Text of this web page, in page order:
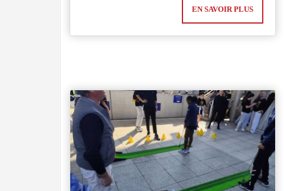
EN SAVOIR PLUS